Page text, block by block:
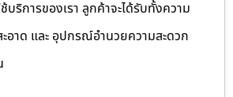
บริการของเรา ลูกค้าจะได้รับทั้งความ
อาด และ อุปกรณ์อำนวยความสะดวก